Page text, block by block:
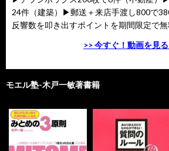
24件（建築）▶郵送＋来店手渡し800で
反響数を叩き出すポイントを期間限定で
>> 今すぐ！動画を見
モエル塾-木戸一敏著書籍